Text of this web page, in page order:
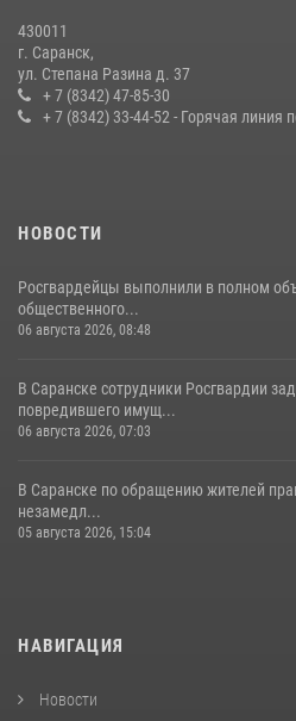
Сотрудники Росгвардии обеспечили
конкурса профмастерства в Саранске
23 июля 2026, 11:54 4
430011
г. Саранск,
ул. Степана Разина д. 37
+ 7 (8342) 47-85-30
+ 7 (8342) 33-44-52 - Горячая линия
НОВОСТИ
Росгвардейцы выполнили в полном
общественного...
06 августа 2026, 08:48
В Саранске сотрудники Росгвардии
повредившего имущ...
06 августа 2026, 07:03
В Саранске по обращению жителей
незамедл...
05 августа 2026, 15:04
НАВИГАЦИЯ
Новости